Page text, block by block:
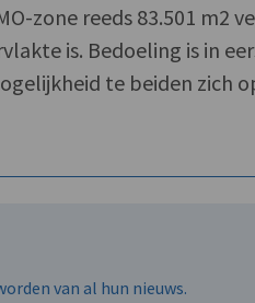
zone reeds 83.501 m2
is. Bedoeling is in
te beiden zich
van al hun nieuws.